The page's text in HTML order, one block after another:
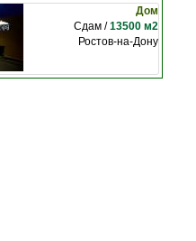
Дом
Сдам /13500 м2
Ростов-на-Дону